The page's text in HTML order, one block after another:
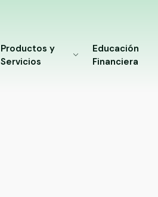
Productos y
Servicios
Educación
Financiera